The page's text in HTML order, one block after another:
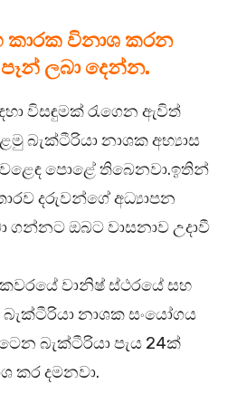
කාරක විනාශ කරන
ලබා දෙන්න.
විසඳුමක් රැගෙන ඇවිත්
බැක්ටීරියා නාශක අභ්‍යාස
පොළේ තිබෙනවා.ඉතින්
දරුවන්ගේ අධ්‍යාපන
ගන්නට ඔබට වාසනාව උදාවී
වානිෂ් ස්ථරයේ සහ
නාශක සංයෝගය
බැක්ටීරියා පැය 24ක්
කර දමනවා.